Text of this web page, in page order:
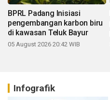
BPRL Padang Inisiasi
pengembangan karbon biru
di kawasan Teluk Bayur
05 August 2026 20:42 WIB
Infografik